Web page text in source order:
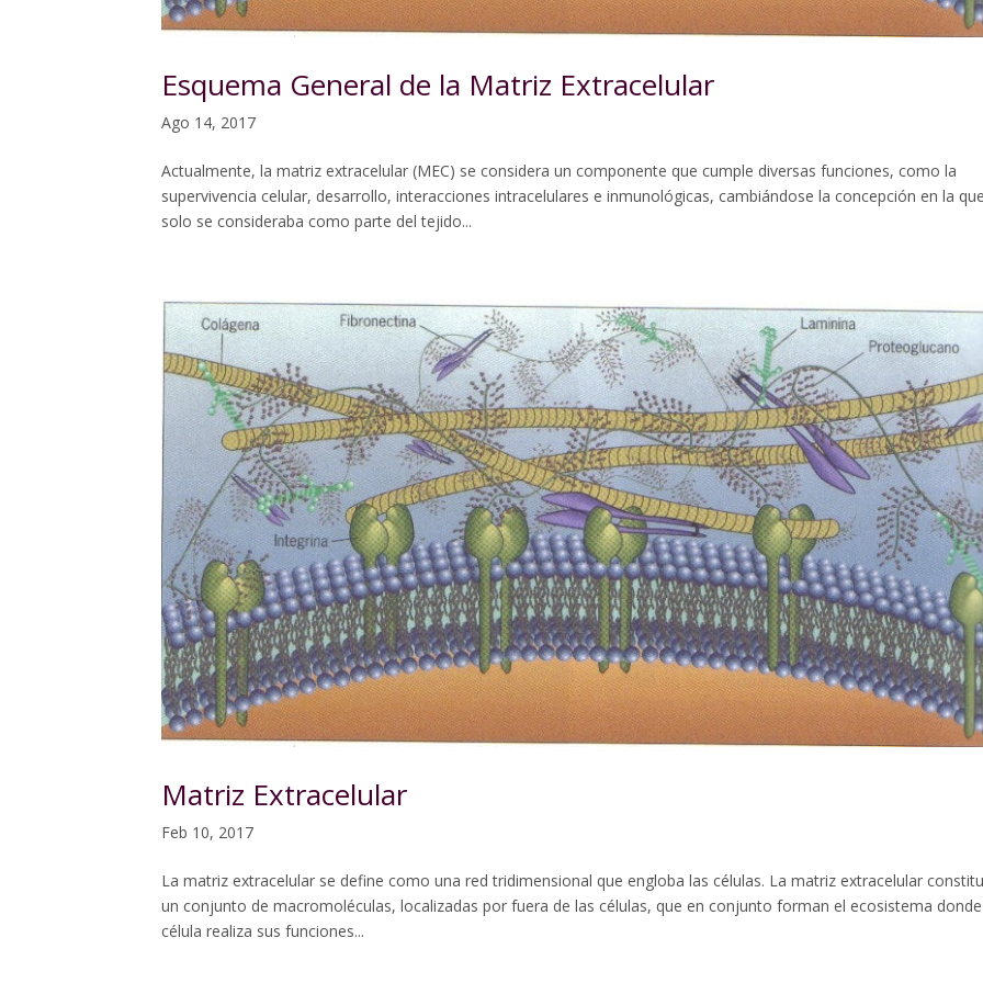
Esquema General de la Matriz Extracelular
Ago 14, 2017
Actualmente, la matriz extracelular (MEC) se considera un componente que cumple diversas funciones, como la
supervivencia celular, desarrollo, interacciones intracelulares e inmunológicas, cambiándose la concepción en la
solo se consideraba como parte del tejido...
Matriz Extracelular
Feb 10, 2017
La matriz extracelular se define como una red tridimensional que engloba las células. La matriz extracelular
un conjunto de macromoléculas, localizadas por fuera de las células, que en conjunto forman el ecosistema
célula realiza sus funciones...